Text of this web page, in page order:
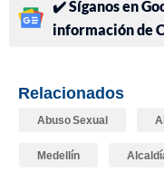
✔️ Síganos en
información de
Relacionados
Abuso Sexual
Medellín